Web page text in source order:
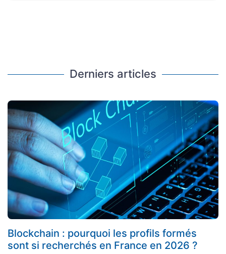
Derniers articles
Blockchain : pourquoi les profils formés
sont si recherchés en France en 2026 ?